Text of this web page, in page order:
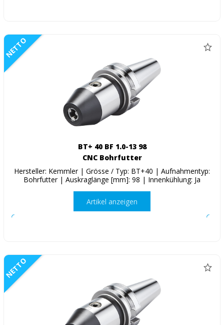
NETTO
BT+ 40 BF 1.0-13 98
CNC Bohrfutter
Hersteller: Kemmler | Grösse / Typ: BT+40 | Aufnahmentyp:
Bohrfutter | Auskraglänge [mm]: 98 | Innenkühlung: Ja
Artikel anzeigen
NETTO